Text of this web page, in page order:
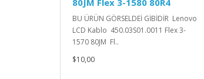
80JM Flex 3-1580 80R4
BU ÜRÜN GÖRSELDEİ GİBİDİR Lenovo
LCD Kablo 450.03S01.0011 Flex 3-
1570 80JM Fl..
$10,00